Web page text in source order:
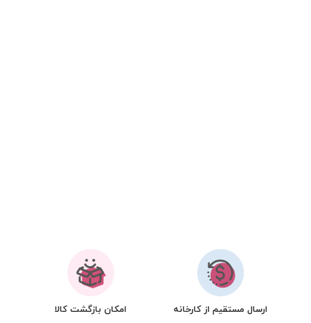
ارسال مستقیم از کارخانه امکان بازگشت کالا